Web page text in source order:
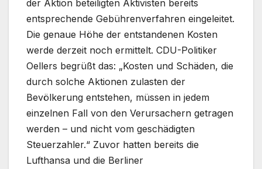
der Aktion beteiligten Aktivisten bereits
entsprechende Gebührenverfahren eingeleitet.
Die genaue Höhe der entstandenen Kosten
werde derzeit noch ermittelt. CDU-Politiker
Oellers begrüßt das: „Kosten und Schäden, die
durch solche Aktionen zulasten der
Bevölkerung entstehen, müssen in jedem
einzelnen Fall von den Verursachern getragen
werden – und nicht vom geschädigten
Steuerzahler.“ Zuvor hatten bereits die
Lufthansa und die Berliner